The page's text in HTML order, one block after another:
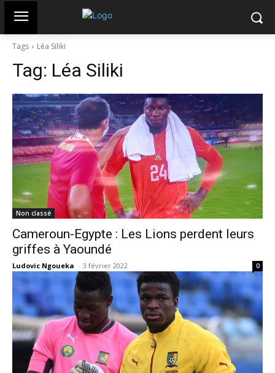
Tags Léa Siliki
Tag: Léa Siliki
Non classé
Cameroun-Egypte : Les Lions perdent leurs
griffes à Yaoundé
Ludovic Ngoueka - 3 février 2022 0